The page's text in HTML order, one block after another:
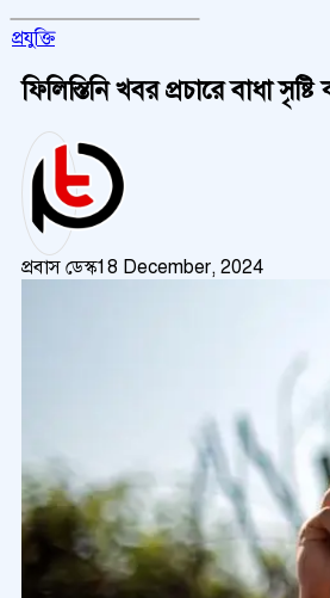
প্রযুক্তি
ফিলিস্তিনি খবর প্রচারে বাধা
প্রবাস ডেস্ক18 December, 2024